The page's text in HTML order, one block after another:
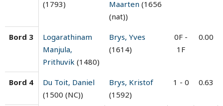
(1793)
Maarten (1656
(nat))
Bord 3
Logarathinam
Manjula,
Prithuvik (1480)
Brys, Yves
(1614)
0F -
1F
0.00
Bord 4
Du Toit, Daniel
(1500 (NC))
Brys, Kristof
(1592)
1 - 0 0.63